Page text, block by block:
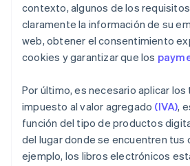
contexto, algunos de los
claramente la información de su
web, obtener el consentimiento
cookies y garantizar que los
Por último, es necesario aplicar
impuesto al valor agregado (IVA),
función del tipo de productos
del lugar donde se encuentren tus
ejemplo, los libros electrónicos